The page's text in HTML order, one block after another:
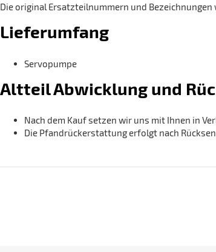
Die original Ersatzteilnummern und
Lieferumfang
Servopumpe
Altteil Abwicklung und
Nach dem Kauf setzen wir uns mit Ihnen in
Die Pfandrückerstattung erfolgt nach